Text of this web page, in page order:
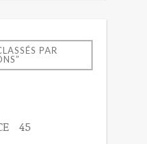
PAR
45